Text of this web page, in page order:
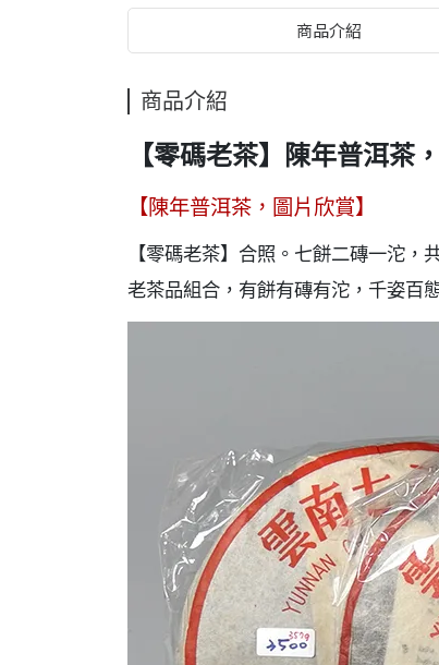
商品介紹
商品介紹
【零碼老茶】陳年普洱茶
【陳年普洱茶，圖片欣賞】
【零碼老茶】合照。七餅二磚一沱，
老茶品組合，有餅有磚有沱，千姿百